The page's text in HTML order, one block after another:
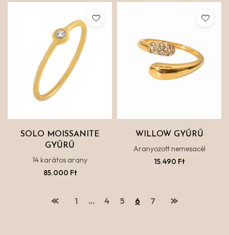
SOLO MOISSANITE
GYŰRŰ
14 karátos arany
85.000 Ft
WILLOW GYŰRŰ
Aranyozott nemesacél
15.490 Ft
1 … 4 5 6 7